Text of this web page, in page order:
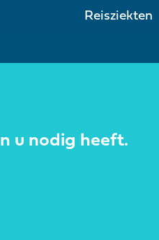
Reisziekten
u nodig heeft.